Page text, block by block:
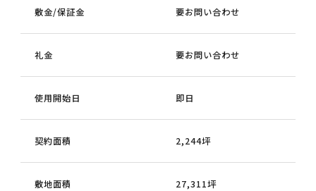
敷金/保証金 要お問い合わせ
礼金 要お問い合わせ
使用開始日 即日
契約面積 2,244坪
敷地面積 27,311坪